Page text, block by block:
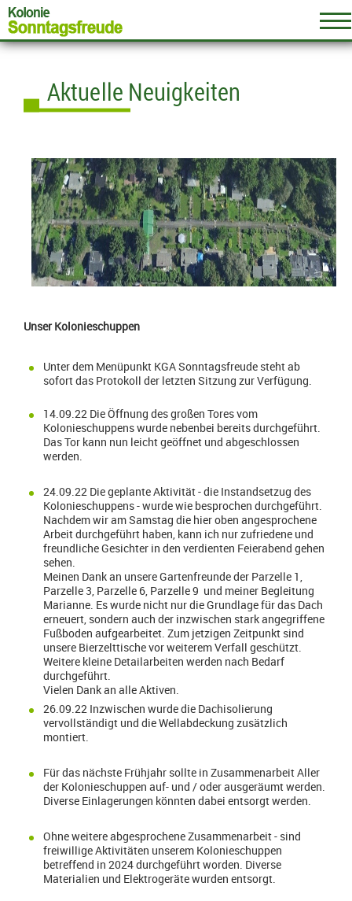
info@sonntagsfreude.de
Aktuelle Neuigkeiten
Unser Kolonieschuppen
Unter dem Menüpunkt KGA Sonntagsfreude steht ab
sofort das Protokoll der letzten Sitzung zur Verfügung.
14.09.22 Die Öffnung des großen Tores vom
Kolonieschuppens wurde nebenbei bereits durchgeführt.
Das Tor kann nun leicht geöffnet und abgeschlossen
werden.
24.09.22 Die geplante Aktivität - die Instandsetzug des
Kolonieschuppens - wurde wie besprochen durchgeführt.
Nachdem wir am Samstag die hier oben angesprochene
Arbeit durchgeführt haben, kann ich nur zufriedene und
freundliche Gesichter in den verdienten Feierabend gehen
sehen.
Meinen Dank an unsere Gartenfreunde der Parzelle 1,
Parzelle 3, Parzelle 6, Parzelle 9 und meiner Begleitung
Marianne. Es wurde nicht nur die Grundlage für das Dach
erneuert, sondern auch der inzwischen stark angegriffene
Fußboden aufgearbeitet. Zum jetzigen Zeitpunkt sind
unsere Bierzelttische vor weiterem Verfall geschützt.
Weitere kleine Detailarbeiten werden nach Bedarf
durchgeführt.
Vielen Dank an alle Aktiven.
26.09.22 Inzwischen wurde die Dachisolierung
vervollständigt und die Wellabdeckung zusätzlich
montiert.
Für das nächste Frühjahr sollte in Zusammenarbeit Aller
der Kolonieschuppen auf- und / oder ausgeräumt werden.
Diverse Einlagerungen könnten dabei entsorgt werden.
Ohne weitere abgesprochene Zusammenarbeit - sind
freiwillige Aktivitäten unserem Kolonieschuppen
betreffend in 2024 durchgeführt worden. Diverse
Materialien und Elektrogeräte wurden entsorgt.